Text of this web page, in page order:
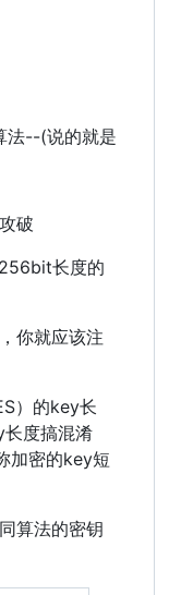
法--(说的就是
破
长度的
你就应该注
）的key长
长度搞混淆
加密的key短
算法的密钥